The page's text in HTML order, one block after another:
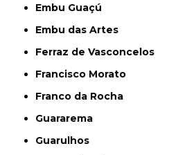
Embu Guaçú
Embu das Artes
Ferraz de Vasconcelos
Francisco Morato
Franco da Rocha
Guararema
Guarulhos